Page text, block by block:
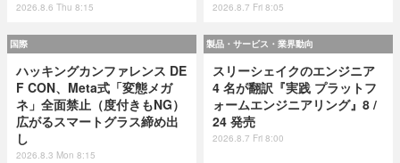
2026.8.6 Thu 8:15 2026.8.7 Fri 8:05
国際
ハッキングカンファレンス DE
F CON、Meta式「変態メガ
ネ」全面禁止（度付きもNG）
広がるスマートグラス締め出
し
2026.8.3 Mon 8:15
製品・サービス・業界動向
スリーシェイクのエンジニア
4 名が翻訳『実践 プラットフ
ォームエンジニアリング』8 /
24 発売
2026.8.7 Fri 8:00